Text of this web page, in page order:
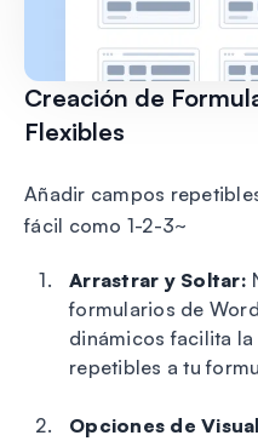
Creación de
Flexibles
Añadir campos
fácil como 1-2-3~
Arrastrar y Soltar:
formularios de
dinámicos facilita
repetibles a tu
Opciones de